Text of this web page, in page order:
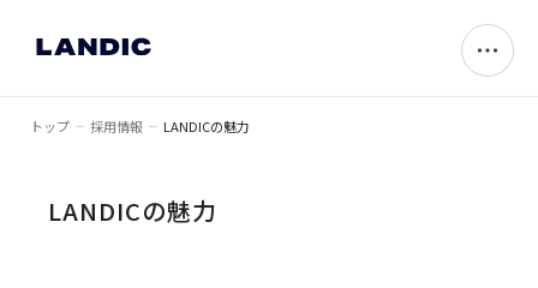
トップ 採用情報 LANDICの魅力
LANDICの魅力